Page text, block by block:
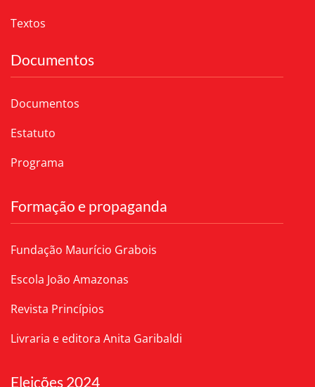
Textos
Documentos
Documentos
Estatuto
Programa
Formação e propaganda
Fundação Maurício Grabois
Escola João Amazonas
Revista Princípios
Livraria e editora Anita Garibaldi
Eleições 2024